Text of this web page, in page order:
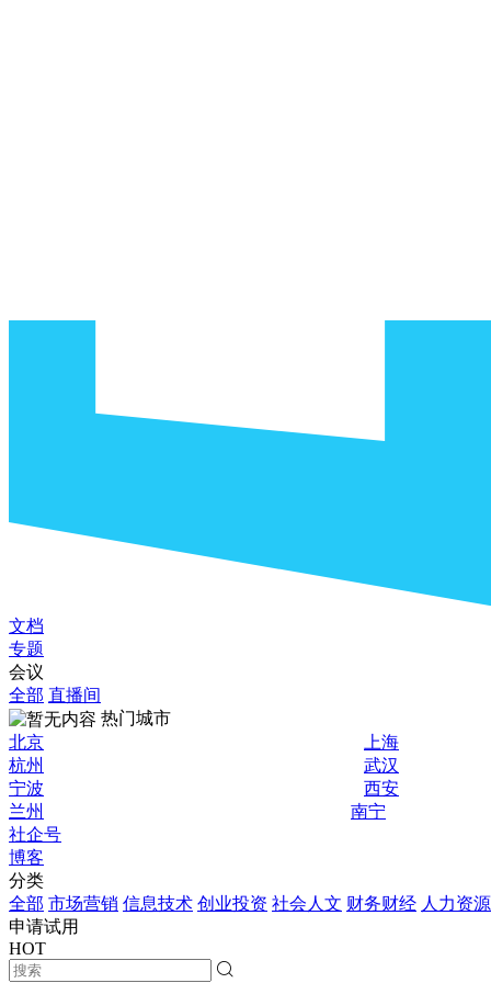
文档
专题
会议
全部 直播间
热门城市
北京
上海
杭州
武汉
宁波
西安
兰州
南宁
社企号
博客
分类
全部 市场营销 信息技术 创业投资 社会人文 财务财经 人力资源
申请试用
HOT